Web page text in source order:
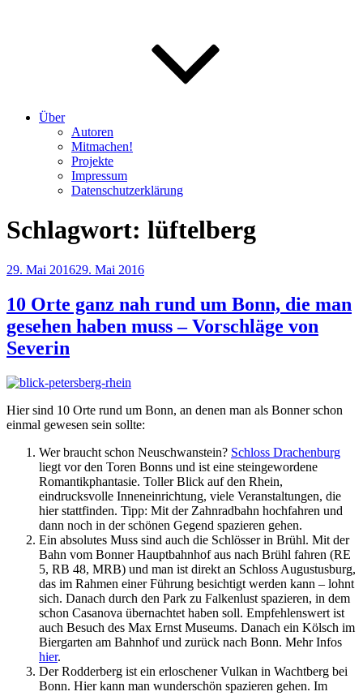
Über
Autoren
Mitmachen!
Projekte
Impressum
Datenschutzerklärung
Schlagwort: lüftelberg
Veröffentlicht
29. Mai 201629. Mai 2016
10 Orte ganz nah rund um Bonn, die man
gesehen haben muss – Vorschläge von
Severin
Hier sind 10 Orte rund um Bonn, an denen man als Bonner schon
einmal gewesen sein sollte:
Wer braucht schon Neuschwanstein? Schloss Drachenburg
liegt vor den Toren Bonns und ist eine steingewordene
Romantikphantasie. Toller Blick auf den Rhein,
eindrucksvolle Inneneinrichtung, viele Veranstaltungen, die
hier stattfinden. Tipp: Mit der Zahnradbahn hochfahren und
dann noch in der schönen Gegend spazieren gehen.
Ein absolutes Muss sind auch die Schlösser in Brühl. Mit der
Bahn vom Bonner Hauptbahnhof aus nach Brühl fahren (RE
5, RB 48, MRB) und man ist direkt an Schloss Augustusburg,
das im Rahmen einer Führung besichtigt werden kann – lohnt
sich. Danach durch den Park zu Falkenlust spazieren, in dem
schon Casanova übernachtet haben soll. Empfehlenswert ist
auch Besuch des Max Ernst Museums. Danach ein Kölsch im
Biergarten am Bahnhof und zurück nach Bonn. Mehr Infos
hier.
Der Rodderberg ist ein erloschener Vulkan in Wachtberg bei
Bonn. Hier kann man wunderschön spazieren gehen. Im